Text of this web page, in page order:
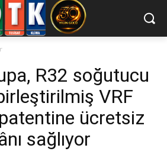
R32 soğutucu
VRF
ücretsiz
sağlıyor